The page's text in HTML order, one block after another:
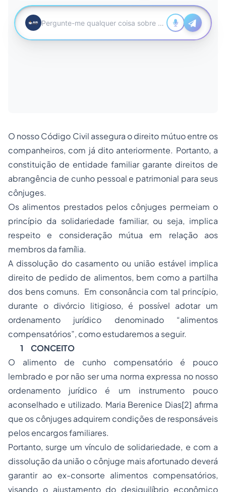
O nosso Código Civil assegura o direito mútuo entre os
companheiros, com já dito anteriormente. Portanto, a
constituição de entidade familiar garante direitos de
abrangência de cunho pessoal e patrimonial para seus
cônjuges.
Os alimentos prestados pelos cônjuges permeiam o
princípio da solidariedade familiar, ou seja, implica
respeito e consideração mútua em relação aos
membros da família.
A dissolução do casamento ou união estável implica
direito de pedido de alimentos, bem como a partilha
dos bens comuns. Em consonância com tal princípio,
durante o divórcio litigioso, é possível adotar um
ordenamento jurídico denominado “alimentos
compensatórios”, como estudaremos a seguir.
1 CONCEITO
O alimento de cunho compensatório é pouco
lembrado e por não ser uma norma expressa no nosso
ordenamento jurídico é um instrumento pouco
aconselhado e utilizado. Maria Berenice Dias[2] afirma
que os cônjuges adquirem condições de responsáveis
pelos encargos familiares.
Portanto, surge um vínculo de solidariedade, e com a
dissolução da união o cônjuge mais afortunado deverá
garantir ao ex-consorte alimentos compensatórios,
visando o ajustamento do desiquilíbrio econômico